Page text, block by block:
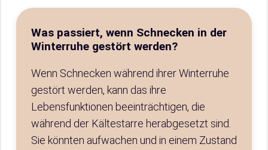
Was passiert, wenn Schnecken in der
Winterruhe gestört werden?
Wenn Schnecken während ihrer Winterruhe
gestört werden, kann das ihre
Lebensfunktionen beeinträchtigen, die
während der Kältestarre herabgesetzt sind.
Sie könnten aufwachen und in einem Zustand